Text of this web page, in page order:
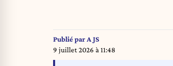
Publié parA JS
9 juillet 2026 à 11:48